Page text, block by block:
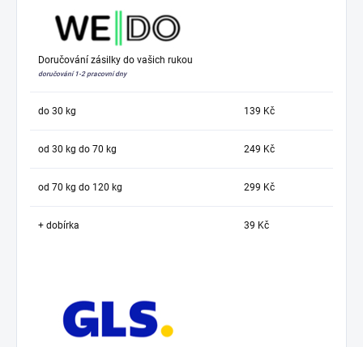
Doručování zásilky do vašich rukou
doručování 1-2 pracovní dny
do 30 kg 139 Kč
od 30 kg do 70 kg 249 Kč
od 70 kg do 120 kg 299 Kč
+ dobírka 39 Kč